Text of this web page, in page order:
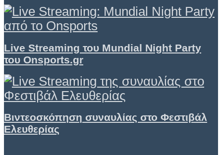
Live Streaming του Mundial Night Party
του Onsports.gr
Βιντεοσκόπηση συναυλίας στο Φεστιβάλ
Ελευθερίας